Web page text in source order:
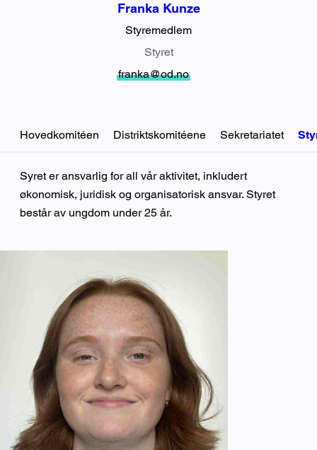
Franka Kunze
Styremedlem
Styret
franka@od.no
Hovedkomitéen Distriktskomitéene Sekretariatet
Styret
Syret er ansvarlig for all vår aktivitet, inkludert
økonomisk, juridisk og organisatorisk ansvar. Styret
består av ungdom under 25 år.